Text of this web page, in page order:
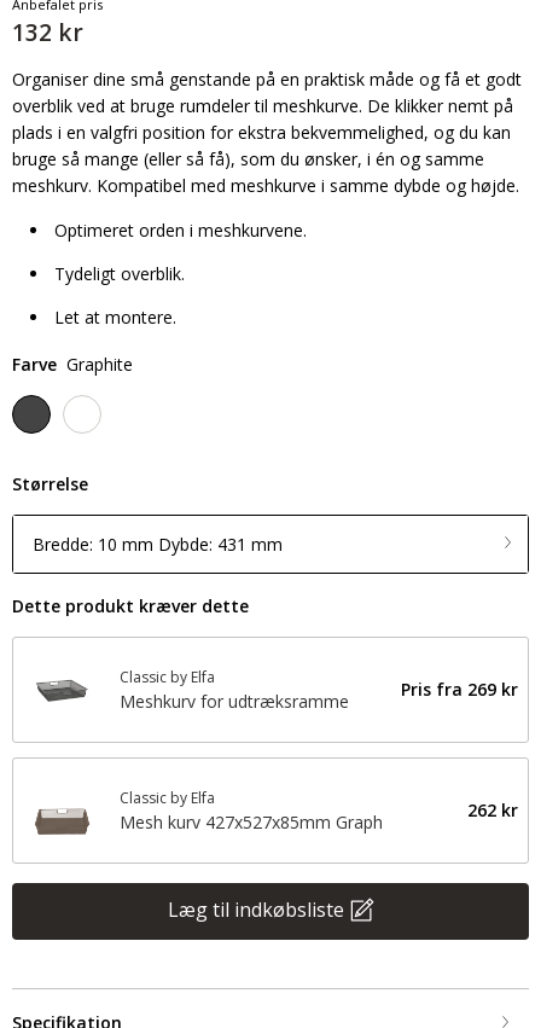
Anbefalet pris
132 kr
Organiser dine små genstande på en praktisk måde og få et godt
overblik ved at bruge rumdeler til meshkurve. De klikker nemt på
plads i en valgfri position for ekstra bekvemmelighed, og du kan
bruge så mange (eller så få), som du ønsker, i én og samme
meshkurv. Kompatibel med meshkurve i samme dybde og højde.
Optimeret orden i meshkurvene.
Tydeligt overblik.
Let at montere.
Farve Graphite
Størrelse
Bredde: 10 mm Dybde: 431 mm
Dette produkt kræver dette
Classic by Elfa
Meshkurv for udtræksramme
Pris fra 269 kr
Classic by Elfa
Mesh kurv 427x527x85mm Graph
262 kr
Læg til indkøbsliste
Specifikation